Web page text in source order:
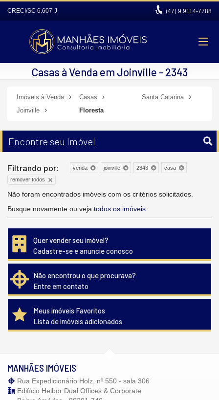
CRECI/SC 6.607-J (47) 9.9114-7788
Casas à Venda em Joinville - 2343
Imóveis à Venda Casas
Santa Catarina
Joinville
Floresta
Encontre seu Imóvel
Filtrando por: venda joinville 2343
casa
remover todos
Não foram encontrados imóveis com os critérios solicitados.
Busque novamente ou veja todos os imóveis
Quer vender seu imóvel?
Cadastre-se e anuncie conosco
Não encontrou o que procurava?
Entre em contato
Meus imóveis Favoritos
Lista de imóveis adicionados
MANHÃES IMÓVEIS
Rua Expedicionário Holz, nº 550 - sala 306
Edifício Helbor Dual Offices & Corporate